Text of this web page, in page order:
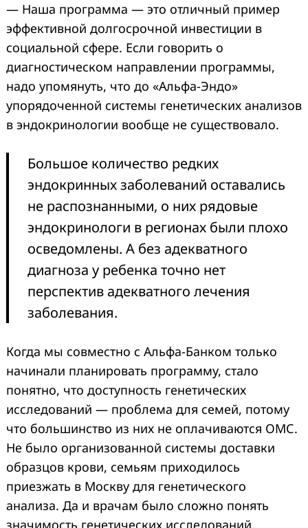
— Наша программа — это отличный пример
эффективной долгосрочной инвестиции в
социальной сфере. Если говорить о
диагностическом направлении программы,
надо упомянуть, что до «Альфа-Эндо»
упорядоченной системы генетических анализов
в эндокринологии вообще не существовало.
Большое количество редких
эндокринных заболеваний оставались
не распознанными, о них рядовые
эндокринологи в регионах были плохо
осведомлены. А без адекватного
диагноза у ребенка точно нет
перспектив адекватного лечения
заболевания.
Когда мы совместно с Альфа-Банком только
начинали планировать программу, стало
понятно, что доступность генетических
исследований — проблема для семей, потому
что большинство из них не оплачиваются ОМС.
Не было организованной системы доставки
образцов крови, семьям приходилось
приезжать в Москву для генетического
анализа. Да и врачам было сложно понять